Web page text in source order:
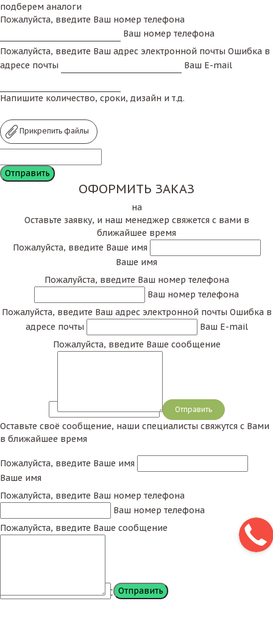
подберем аналоги
Пожалуйста, введите Ваш номер телефона
Ваш номер телефона
Пожалуйста, введите Ваш адрес электронной почты Ошибка в
адресе почты
Ваш E-mail
Напишите количество, сроки, дизайн и т.д.
Прикрепить файлы
ОФОРМИТЬ ЗАКАЗ
на
Оставьте заявку, и наш менеджер свяжется с вами в
ближайшее время
Пожалуйста, введите Ваше имя
Ваше имя
Пожалуйста, введите Ваш номер телефона
Ваш номер телефона
Пожалуйста, введите Ваш адрес электронной почты Ошибка в
адресе почты
Ваш E-mail
Пожалуйста, введите Ваше сообщение
Сообщение
Оставьте своё сообщение, наши специалисты свяжутся с Вами
в ближайшее время
Пожалуйста, введите Ваше имя
Ваше имя
Пожалуйста, введите Ваш номер телефона
Ваш номер телефона
Пожалуйста, введите Ваше сообщение
Сообщение